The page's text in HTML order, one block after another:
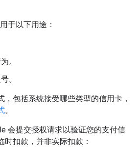
于以下用途：
。
。
，包括系统接受哪些类型的信用卡，
。
会提交授权请求以验证您的支付信
扣款，并非实际扣款：